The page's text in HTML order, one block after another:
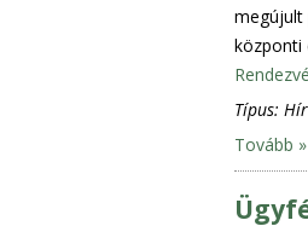
megújult
központi
Típus: Hír
Tovább »